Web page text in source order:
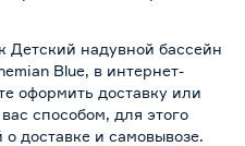
Детский надувной бассейн
Blue, в интернет-
оформить доставку или
способом, для этого
о доставке и самовывозе.